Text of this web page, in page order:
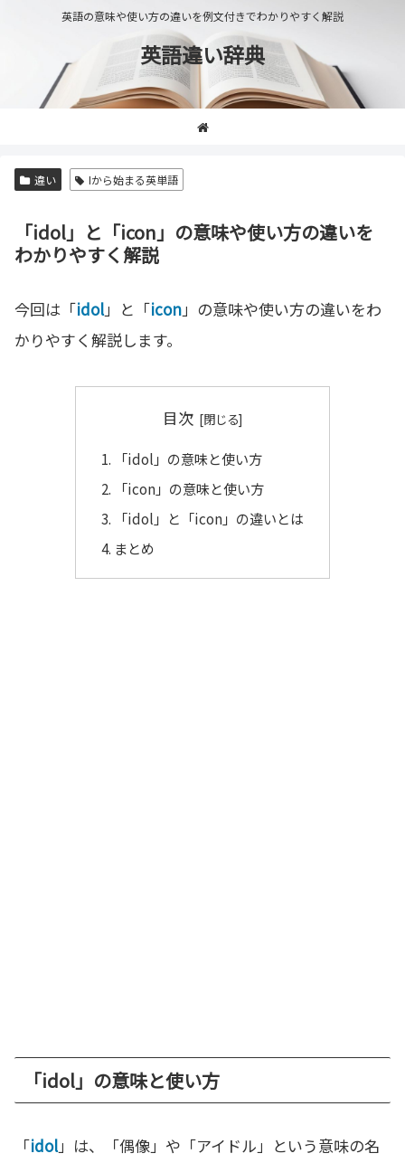
英語の意味や使い方の違いを例文付きでわかりやすく解説
英語違い辞典
違い Iから始まる英単語
「idol」と「icon」の意味や使い方の違いを
わかりやすく解説
今回は「idol」と「icon」の意味や使い方の違いをわ
かりやすく解説します。
目次
「idol」の意味と使い方
「icon」の意味と使い方
「idol」と「icon」の違いとは
まとめ
「idol」の意味と使い方
「idol」は、「偶像」や「アイドル」という意味の名